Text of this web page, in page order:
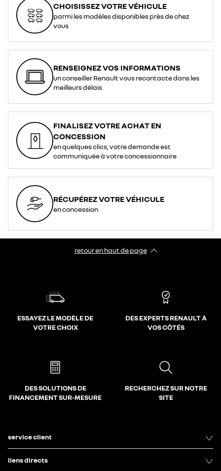
CHOISISSEZ VOTRE VÉHICULE
parmi les modèles disponibles près de chez
vous
RENSEIGNEZ VOS INFORMATIONS
un conseiller Renault vous recontacte dans les
meilleurs délais
FINALISEZ VOTRE ACHAT EN
CONCESSION
en quelques clics, votre demande est
communiquée à votre concessionnaire
RÉCUPÉREZ VOTRE VÉHICULE
en concession
retour en haut de page​
ESSAYEZ LE MODÈLE DE
VOTRE CHOIX
DES EXPERTS RENAULT À
VOS CÔTÉS
DES SOLUTIONS DE
FINANCEMENT SUR-MESURE
RECHERCHEZ SUR NOTRE
SITE
service client
liens directs